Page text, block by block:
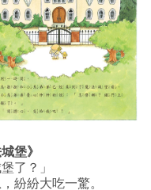
堡》
了？」
紛紛大吃一驚。